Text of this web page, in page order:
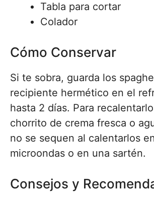
Tabla para cortar
Colador
Cómo Conservar
Si te sobra, guarda los
recipiente hermético en el
hasta 2 días. Para
chorrito de crema fresca o
no se sequen al calentarlos
microondas o en una sartén.
Consejos y